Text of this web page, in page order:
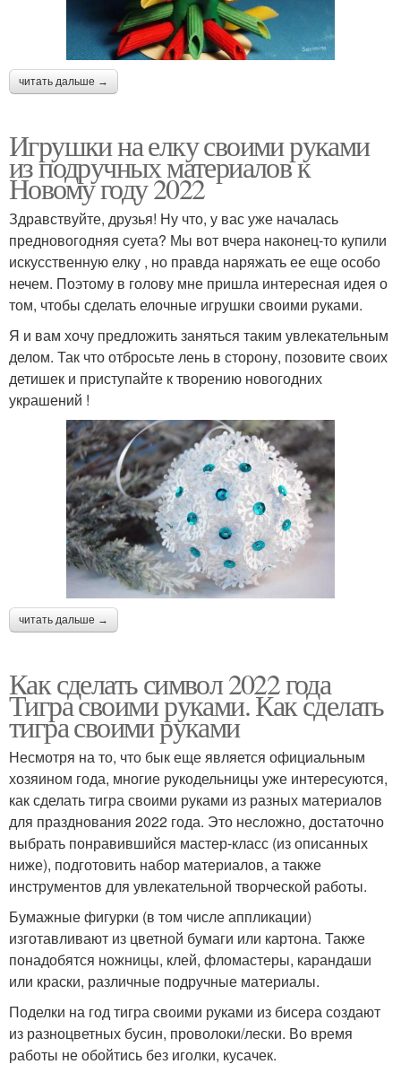
читать дальше →
Игрушки на елку своими руками
из подручных материалов к
Новому году 2022
Здравствуйте, друзья! Ну что, у вас уже началась
предновогодняя суета? Мы вот вчера наконец-то купили
искусственную елку , но правда наряжать ее еще особо
нечем. Поэтому в голову мне пришла интересная идея о
том, чтобы сделать елочные игрушки своими руками.
Я и вам хочу предложить заняться таким увлекательным
делом. Так что отбросьте лень в сторону, позовите своих
детишек и приступайте к творению новогодних
украшений !
читать дальше →
Как сделать символ 2022 года
Тигра своими руками. Как сделать
тигра своими руками
Несмотря на то, что бык еще является официальным
хозяином года, многие рукодельницы уже интересуются,
как сделать тигра своими руками из разных материалов
для празднования 2022 года. Это несложно, достаточно
выбрать понравившийся мастер-класс (из описанных
ниже), подготовить набор материалов, а также
инструментов для увлекательной творческой работы.
Бумажные фигурки (в том числе аппликации)
изготавливают из цветной бумаги или картона. Также
понадобятся ножницы, клей, фломастеры, карандаши
или краски, различные подручные материалы.
Поделки на год тигра своими руками из бисера создают
из разноцветных бусин, проволоки/лески. Во время
работы не обойтись без иголки, кусачек.